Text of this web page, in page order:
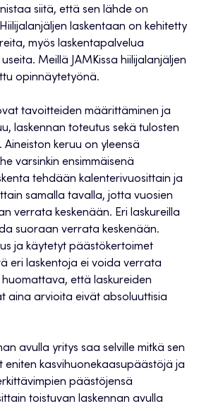
siitä, että sen lähde on
laskentaan on kehitetty
myös laskentapalvelua
Meillä JAMKissa hiilijalanjäljen
opinnäytetyönä.
tavoitteiden määrittäminen ja
laskennan toteutus sekä tulosten
keruu on yleensä
varsinkin ensimmäisenä
tehdään kalenterivuosittain ja
samalla tavalla, jotta vuosien
verrata keskenään. Eri laskureilla
suoraan verrata keskenään.
ja käytetyt päästökertoimet
eri laskentoja ei voida verrata
huomattava, että laskureiden
aina arvioita eivät absoluuttisia
avulla yritys saa selville mitkä sen
kasvihuonekaasupäästöjä ja
päästöjensä
toistuvan laskennan avulla